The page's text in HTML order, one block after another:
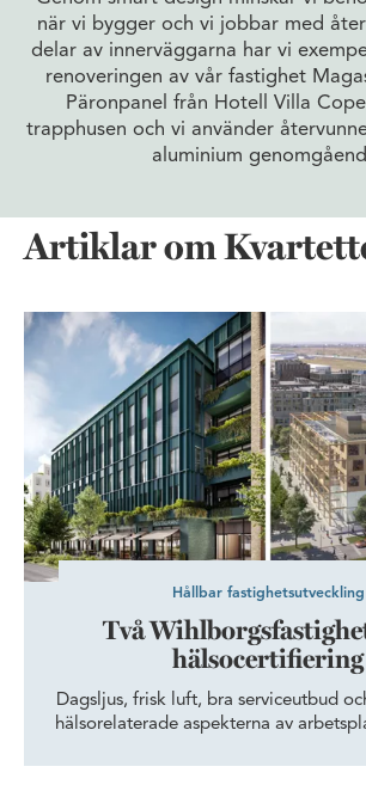
när vi bygger och vi jobbar med
delar av innerväggarna har vi
renoveringen av vår fastighet
Päronpanel från Hotell Villa
trapphusen och vi använder
aluminium
Artiklar om
Två Wihlborgsfastigheter får
Hållbar fastighetsutveckling
Två
hälsocertifiering
Dagsljus, frisk luft, bra serviceutbud
hälsorelaterade aspekterna av